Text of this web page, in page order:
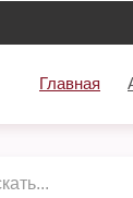
Главная